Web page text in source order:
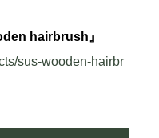
hairbrush』
sus-wooden-hairbr